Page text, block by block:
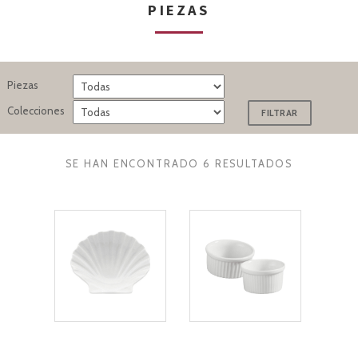
PIEZAS
Piezas
Colecciones
SE HAN ENCONTRADO 6 RESULTADOS